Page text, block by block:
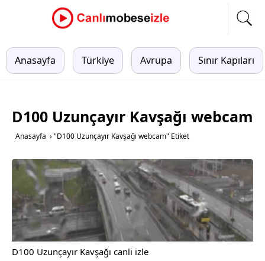
Anasayfa Türkiye Avrupa Sınır Kapıları
D100 Uzunçayır Kavşağı webcam
Anasayfa › "D100 Uzunçayır Kavşağı webcam" Etiket
D100 Uzunçayır Kavşağı canli izle